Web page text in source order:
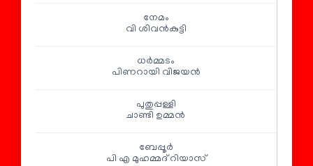
നേമം
വി ശിവൻകുട്ടി
ധർമ്മടം
പിണറായി വിജയൻ
പുതുപ്പള്ളി
ചാണ്ടി ഉമ്മൻ
ബേപ്പൂർ
പി എ മുഹമ്മദ് റിയാസ്